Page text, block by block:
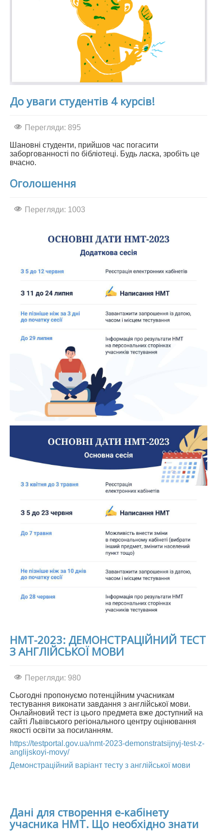
До уваги студентів 4 курсів!
Перегляди: 895
Шановні студенти, прийшов час погасити
заборгованності по бібліотеці. Будь ласка, зробіть це
вчасно.
Оголошення
Перегляди: 1003
НМТ-2023: ДЕМОНСТРАЦІЙНИЙ ТЕСТ
З АНГЛІЙСЬКОЇ МОВИ
Перегляди: 980
Сьогодні пропонуємо потенційним учасникам
тестування виконати завдання з англійської мови.
Онлайновий тест із цього предмета вже доступний на
сайті Львівського регіонального центру оцінювання
якості освіти за посиланням.
https://testportal.gov.ua/nmt-2023-demonstratsijnyj-test-z-
anglijskoyi-movy/
Демонстраційний варіант тесту з англійської мови
Дані для створення е-кабінету
учасника НМТ. Що необхідно знати